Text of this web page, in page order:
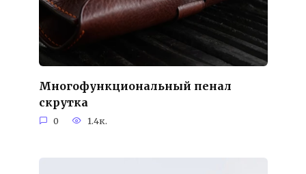
Многофункциональный пенал
скрутка
0 1.4к.